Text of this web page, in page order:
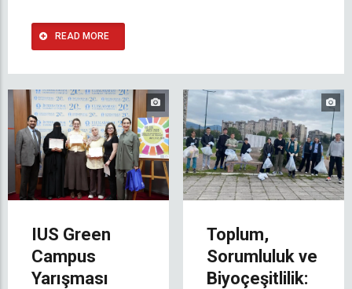
READ MORE
IUS Green
Campus
Yarışması
Toplum,
Sorumluluk ve
Biyoçeşitlilik: